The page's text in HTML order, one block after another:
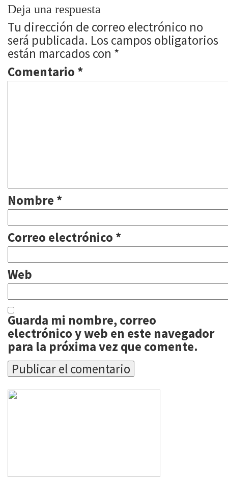
Deja una respuesta
Tu dirección de correo electrónico no
será publicada. Los campos obligatorios
están marcados con *
Comentario *
Nombre *
Correo electrónico *
Web
Guarda mi nombre, correo
electrónico y web en este navegador
para la próxima vez que comente.